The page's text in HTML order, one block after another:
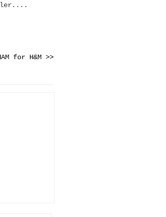
for H&M >>